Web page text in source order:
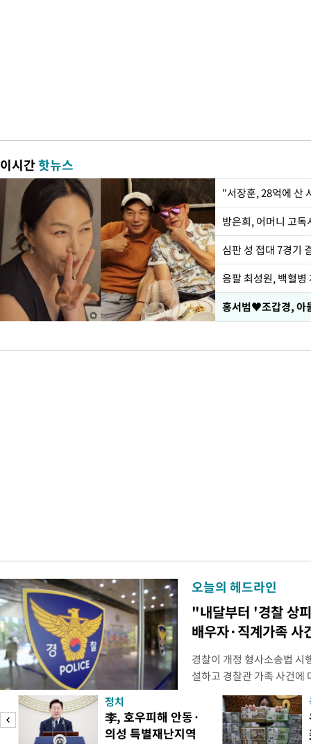
이시간핫뉴스
"서장훈, 28억에 산
방은희, 어머니 고
심판 성 접대 7경기
응팔 최성원, 백혈
홍서범♥조갑경, 아
오늘의 헤드라인
"내달부터 '경찰 상
배우자·직계가족 사
경찰이 개정 형사소송법 시
설하고 경찰관 가족 사건에
피제'를 도입한다. 경찰청
후속 조치 태스크포스
우선 올해 하반기 인사에
하던 수사감찰 기능을 인
정치
李, 호우피해 안동·
의성 특별재난지역